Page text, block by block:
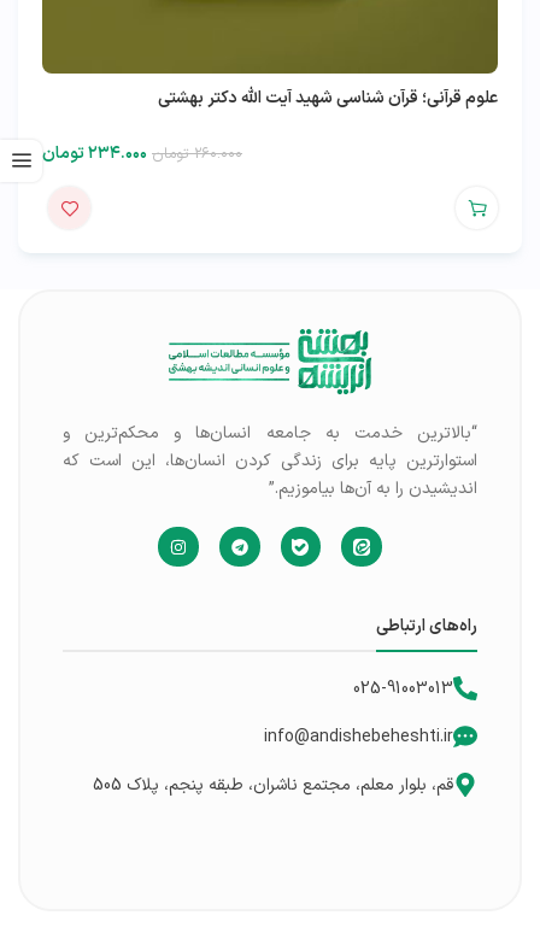
علوم قرآنی؛ قرآن شناسی شهید آیت الله دکتر بهشتی
۲۶۰.۰۰۰ تومان ۲۳۴.۰۰۰تومان
“بالاترین خدمت به جامعه انسان‌ها و محکم‌ترین و
استوارترین پایه برای زندگی کردن انسان‌ها، این است که
اندیشیدن را به آن‌ها بیاموزیم.”
راه‌های ارتباطی
025-91003013
info@andishebeheshti.ir
قم، بلوار معلم، مجتمع ناشران، طبقه پنجم، پلاک 505